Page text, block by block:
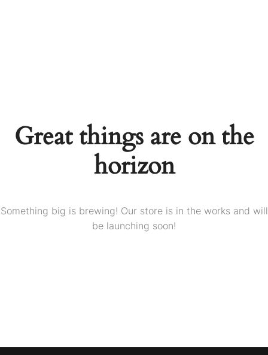
Great things are on the
horizon
Something big is brewing! Our store is in the works and will
be launching soon!